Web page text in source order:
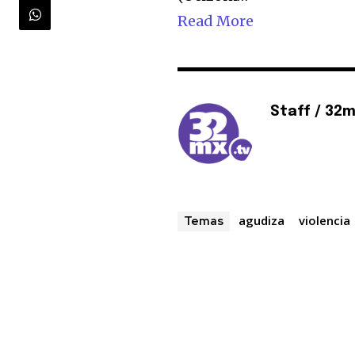
Read More
Staff /
Temas agudiza violencia